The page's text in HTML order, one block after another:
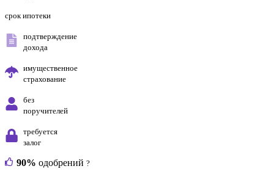
срок ипотеки
подтверждение
дохода
имущественное
страхование
без
поручителей
требуется
залог
90% одобрений ?